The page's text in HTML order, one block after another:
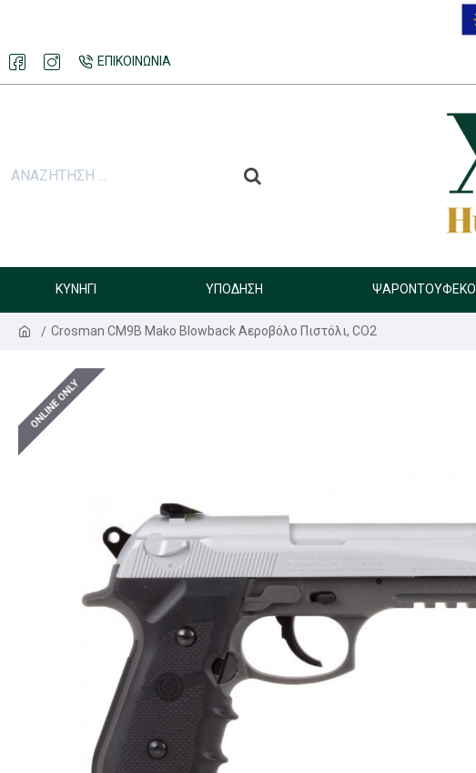
ΕΠΙΚΟΙΝΩΝΊΑ
ΚΥΝΉΓΙ ΥΠΌΔΗΣΗ ΨΑΡΟΝΤΟΎΦΕΚΟ
Crosman CM9B Mako Blowback Αεροβόλο Πιστόλι, CO2
ONLINE ONLY